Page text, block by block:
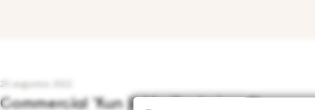
25 augustus 2022
Commercial 'Kun jij Marijke helpen?'